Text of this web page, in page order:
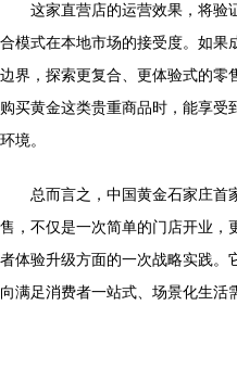
这家直营店的运营效果，将验
合模式在本地市场的接受度。如果
边界，探索更复合、更体验式的零
购买黄金这类贵重商品时，能享受
环境。
总而言之，中国黄金石家庄首
售，不仅是一次简单的门店开业，
者体验升级方面的一次战略实践。
向满足消费者一站式、场景化生活